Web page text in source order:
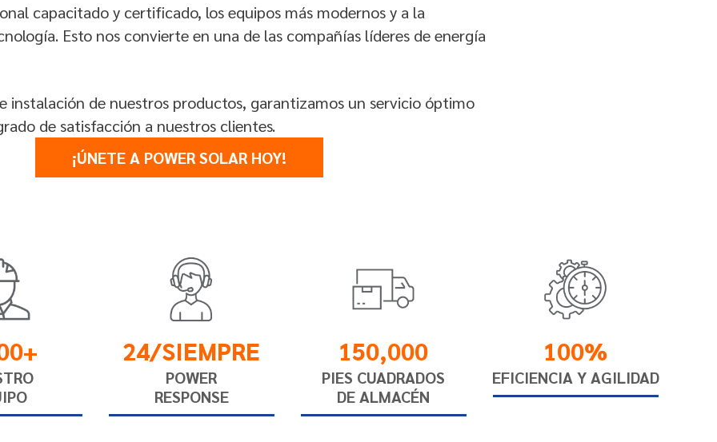
capacitado y certificado, los equipos más modernos y a la
Esto nos convierte en una de las compañías líderes de energía
instalación de nuestros productos, garantizamos un servicio óptimo
de satisfacción a nuestros clientes.
¡ÚNETE A POWER SOLAR HOY!
24/SIEMPRE
POWER
RESPONSE
150,000
PIES CUADRADOS
DE ALMACÉN
100%
EFICIENCIA Y AGILIDAD